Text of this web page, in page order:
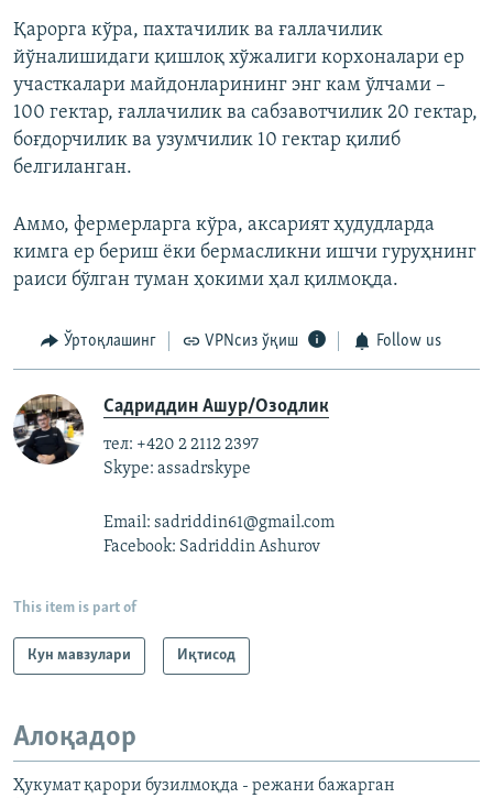
Қарорга кўра, пахтачилик ва ғаллачилик
йўналишидаги қишлоқ хўжалиги корхоналари ер
участкалари майдонларининг энг кам ўлчами –
100 гектар, ғаллачилик ва сабзавотчилик 20 гектар,
боғдорчилик ва узумчилик 10 гектар қилиб
белгиланган.
Аммо, фермерларга кўра, аксарият ҳудудларда
кимга ер бериш ёки бермасликни ишчи гуруҳнинг
раиси бўлган туман ҳокими ҳал қилмоқда.
Ўртоқлашинг VPNсиз ўқиш Follow us
Садриддин Ашур/Озодлик
тел: +420 2 2112 2397
Skype: assadrskype
Email: sadriddin61@gmail.com
Facebook: Sadriddin Ashurov
This item is part of
Кун мавзулари Иқтисод
Алоқадор
Ҳукумат қарори бузилмоқда - режани бажарган